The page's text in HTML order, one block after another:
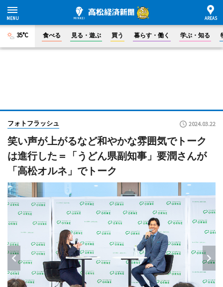
35°C 食べる 見る・遊ぶ 買う 暮らす・働く 学ぶ・知る
フォトフラッシュ 2024.03.22
笑い声が上がるなど和やかな雰囲気でトーク
は進行した＝「うどん県副知事」要潤さんが
「高松オルネ」でトーク